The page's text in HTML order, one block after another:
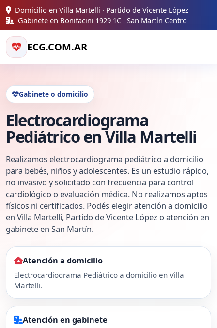
Domicilio en Villa Martelli · Partido de Vicente López
Gabinete en Bonifacini 1929 1C · San Martín Centro
ECG.COM.AR
Gabinete o domicilio
Electrocardiograma
Pediátrico en Villa Martelli
Realizamos electrocardiograma pediátrico a domicilio
para bebés, niños y adolescentes. Es un estudio rápido,
no invasivo y solicitado con frecuencia para control
cardiológico o evaluación médica. No realizamos aptos
físicos ni certificados. Podés elegir atención a domicilio
en Villa Martelli, Partido de Vicente López o atención en
gabinete en San Martín.
Atención a domicilio
Electrocardiograma Pediátrico a domicilio en Villa
Martelli.
Atención en gabinete